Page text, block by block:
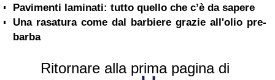
Pavimenti laminati: tutto quello che c’è da sapere
Una rasatura come dal barbiere grazie all'olio pre-
barba
Ritornare alla prima pagina di